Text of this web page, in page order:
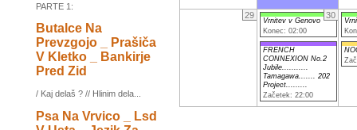
PARTE 1:
Butalce Na
Prevzgojo _ Prašiča
V Kletko _ Bankirje
Pred Zid
/ Kaj delaš ? // Hlinim dela...
Psa Na Vrvico _ Lsd
29 30
Vrnitev v Genovo
Konec: 02:00
FRENCH
CONNEXION No.2
Jubile...........
Tamagawa....... 202
Project.........
Začetek: 22:00